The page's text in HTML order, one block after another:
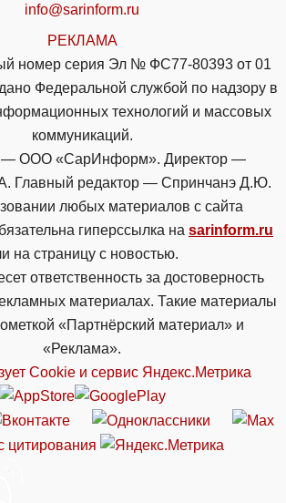
info@sarinform.ru
РЕКЛАМА
номер серия Эл № ФС77-80393 от 01
Федеральной службой по надзору в
технологий и массовых
коммуникаций.
— ООО «СарИнформ». Директор —
Главный редактор — Спринчанэ Д.Ю.
любых материалов с сайта
гиперссылка на sarinform.ru
на страницу с новостью.
ответственность за достоверность
материалах. Такие материалы
«Партнёрский материал» и
«Реклама».
Cookie и сервиc Яндекс.Метрика